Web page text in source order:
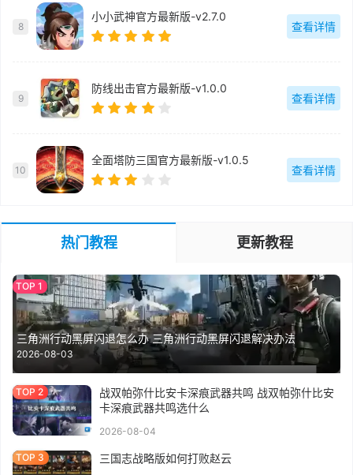
8
小小武神官方最新版-v2.7.0
查看详情
9
防线出击官方最新版-v1.0.0
查看详情
10
全面塔防三国官方最新版-v1.0.5
查看详情
热门教程 更新教程
三角洲行动黑屏闪退怎么办 三角洲行动黑屏闪退解决办法
2026-08-03
战双帕弥什比安卡深痕武器共鸣 战双帕弥什比安
卡深痕武器共鸣选什么
2026-08-04
三国志战略版如何打败赵云